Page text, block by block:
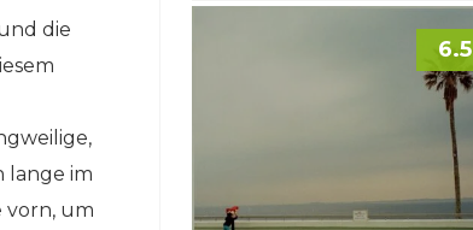
die
lange im
vorn, um
6.5